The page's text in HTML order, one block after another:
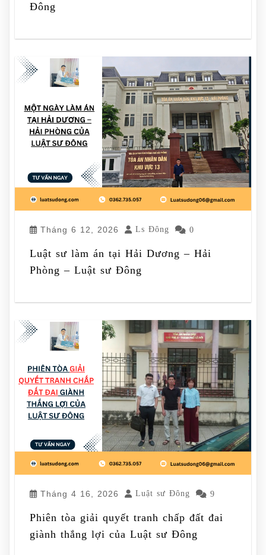
Đông
Tháng 6 12, 2026 Ls Đông 0
Luật sư làm án tại Hải Dương – Hải
Phòng – Luật sư Đông
Tháng 4 16, 2026 Luật sư Đông 9
Phiên tòa giải quyết tranh chấp đất đai
giành thắng lợi của Luật sư Đông